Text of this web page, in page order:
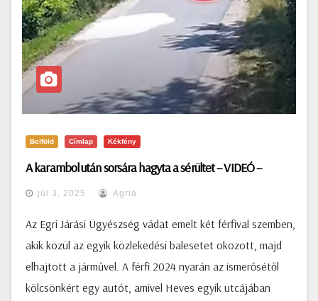
Belföld Címlap Kékfény
A karambol után sorsára hagyta a sérültet – VIDEÓ –
júl 3, 2025 Agria
Az Egri Járási Ügyészség vádat emelt két férfival szemben,
akik közül az egyik közlekedési balesetet okozott, majd
elhajtott a járművel. A férfi 2024 nyarán az ismerősétől
kölcsönkért egy autót, amivel Heves egyik utcájában